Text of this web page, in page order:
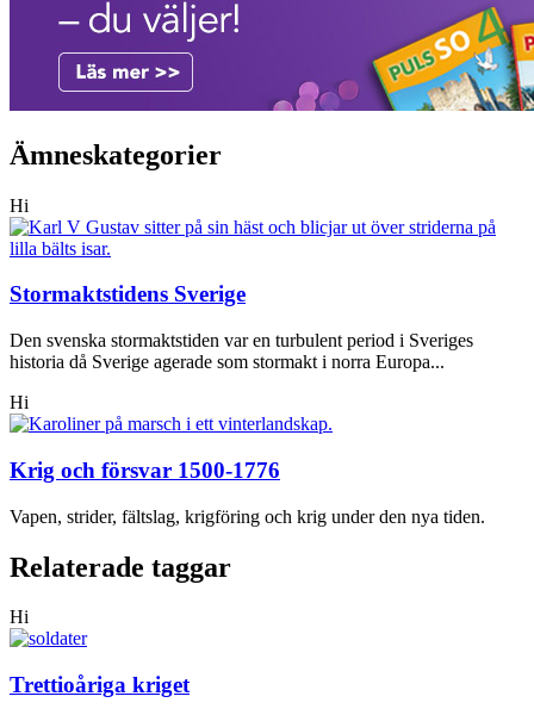
Ämneskategorier
Hi
Stormaktstidens Sverige
Den svenska stormaktstiden var en turbulent period i Sveriges
historia då Sverige agerade som stormakt i norra Europa...
Hi
Krig och försvar 1500-1776
Vapen, strider, fältslag, krigföring och krig under den nya tiden.
Relaterade taggar
Hi
Trettioåriga kriget